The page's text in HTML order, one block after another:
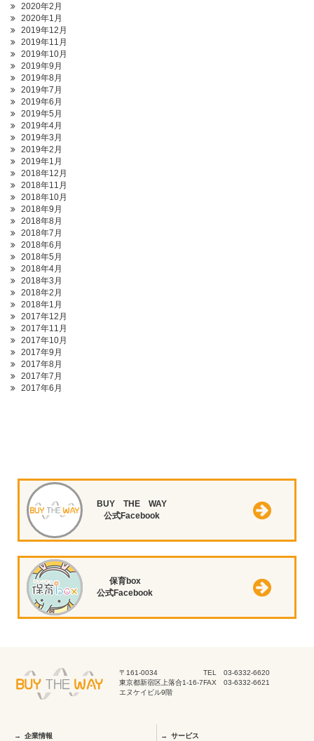
2020年2月
2020年1月
2019年12月
2019年11月
2019年10月
2019年9月
2019年8月
2019年7月
2019年6月
2019年5月
2019年4月
2019年3月
2019年2月
2019年1月
2018年12月
2018年11月
2018年10月
2018年9月
2018年8月
2018年7月
2018年6月
2018年5月
2018年4月
2018年3月
2018年2月
2018年1月
2017年12月
2017年11月
2017年10月
2017年9月
2017年8月
2017年7月
2017年6月
BUY THE WAY
公式Facebook
保育box
公式Facebook
〒161-0034
東京都新宿区上落合1-16-7
エヌケイビル9階
TEL 03-6332-6620
FAX 03-6332-6621
企業情報 サービス